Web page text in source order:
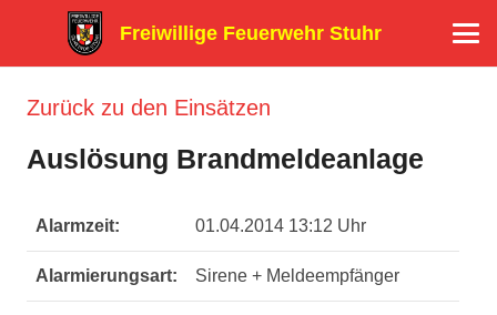
Freiwillige Feuerwehr Stuhr
Zurück zu den Einsätzen
Auslösung Brandmeldeanlage
Alarmzeit: 01.04.2014 13:12 Uhr
Alarmierungsart: Sirene + Meldeempfänger